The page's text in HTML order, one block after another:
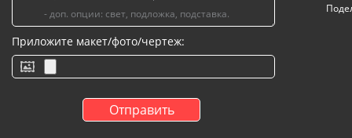
Приложите макет/фото/чертеж: